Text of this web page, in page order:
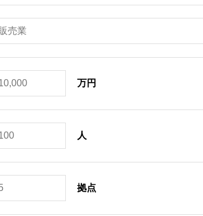
万円
人
拠点